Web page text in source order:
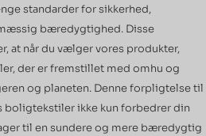
standarder for sikkerhed,
bæredygtighed. Disse
at når du vælger vores produkter,
der er fremstillet med omhu og
og planeten. Denne forpligtelse til
boligtekstiler ikke kun forbedrer din
til en sundere og mere bæredygtig